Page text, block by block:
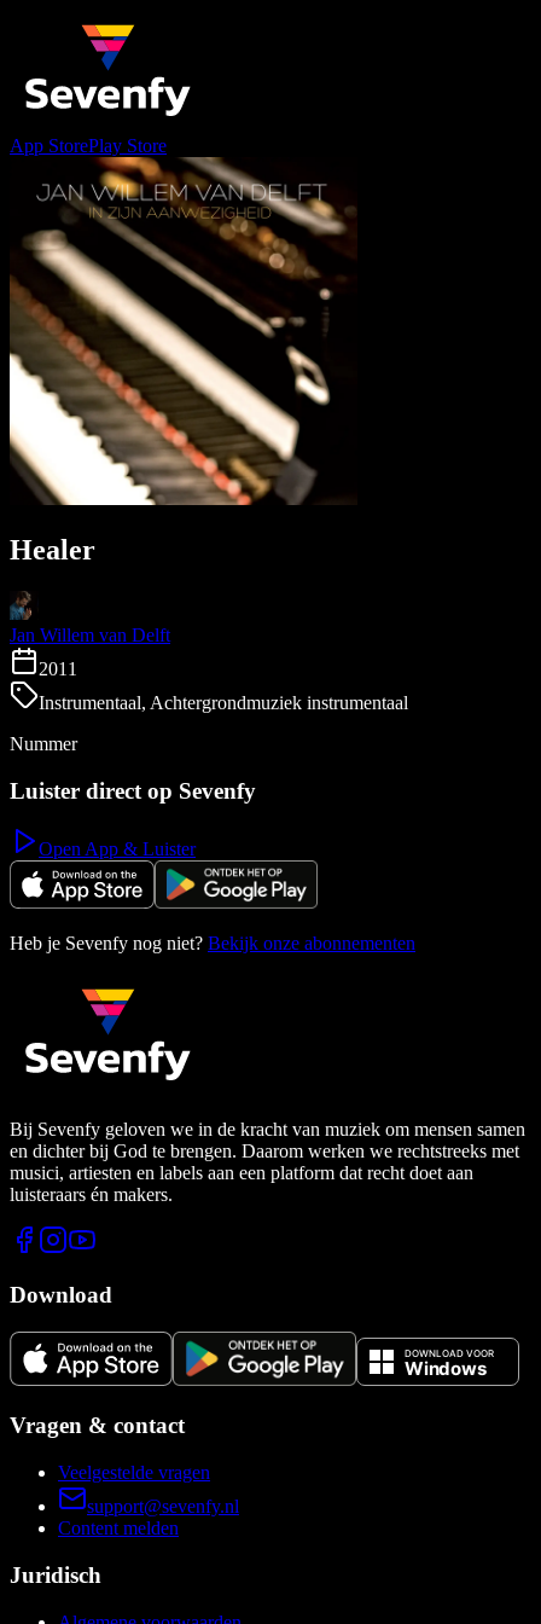
App StorePlay Store
Healer
Jan Willem van Delft
2011
Instrumentaal, Achtergrondmuziek instrumentaal
Nummer
Luister direct op Sevenfy
Open App & Luister
Heb je Sevenfy nog niet? Bekijk onze abonnementen
Bij Sevenfy geloven we in de kracht van muziek om mensen samen
en dichter bij God te brengen. Daarom werken we rechtstreeks met
musici, artiesten en labels aan een platform dat recht doet aan
luisteraars én makers.
Download
Vragen & contact
Veelgestelde vragen
support@sevenfy.nl
Content melden
Juridisch